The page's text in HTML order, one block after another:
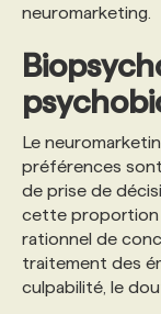
neuromarketing.
Le
préférences
de prise de
cette proportion
rationnel de
traitement des
culpabilité, le